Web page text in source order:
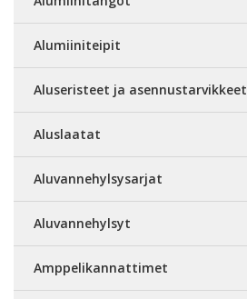
Alumiiniteipit
Aluseristeet ja asennustarvikkeet
Aluslaatat
Aluvannehylsysarjat
Aluvannehylsyt
Amppelikannattimet